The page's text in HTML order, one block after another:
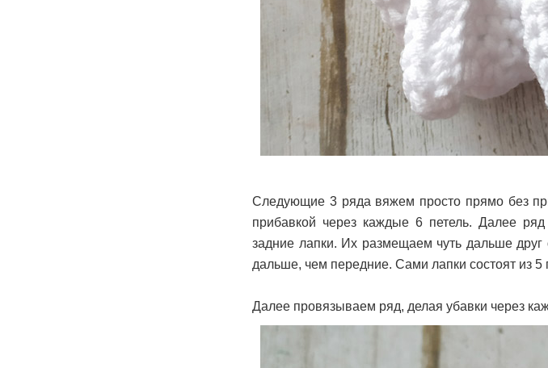
Следующие 3 ряда вяжем просто прямо без
прибавкой через каждые 6 петель. Далее
задние лапки. Их размещаем чуть дальше
дальше, чем передние. Сами лапки состоят из 5
Далее провязываем ряд, делая убавки через